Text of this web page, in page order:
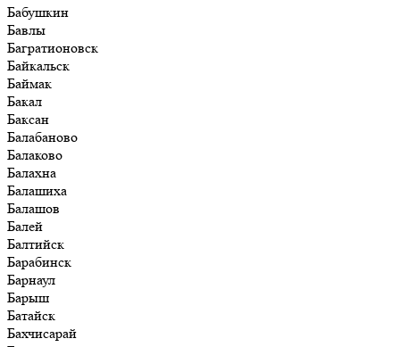
Бабушкин
Бавлы
Багратионовск
Байкальск
Баймак
Бакал
Баксан
Балабаново
Балаково
Балахна
Балашиха
Балашов
Балей
Балтийск
Барабинск
Барнаул
Барыш
Батайск
Бахчисарай